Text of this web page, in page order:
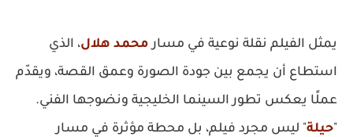
يمثل الفيلم نقلة نوعية في مسار محمد هلال، الذي
استطاع أن يجمع بين جودة الصورة وعمق القصة، ويقدّم
عملًا يعكس تطور السينما الخليجية ونضوجها الفني.
"حيلة" ليس مجرد فيلم، بل محطة مؤثرة في مسار